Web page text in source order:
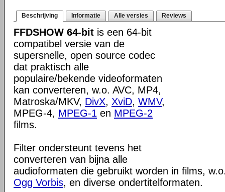
Beschrijving Informatie Alle versies Reviews
FFDSHOW 64-bit is een 64-bit
compatibel versie van de
supersnelle, open source codec
dat praktisch alle
populaire/bekende videoformaten
kan converteren, w.o. AVC, MP4,
Matroska/MKV, DivX, XviD, WMV,
MPEG-4, MPEG-1 en MPEG-2
films.
Filter ondersteunt tevens het
converteren van bijna alle
audioformaten die gebruikt worden in films,
Ogg Vorbis, en diverse ondertitelformaten.